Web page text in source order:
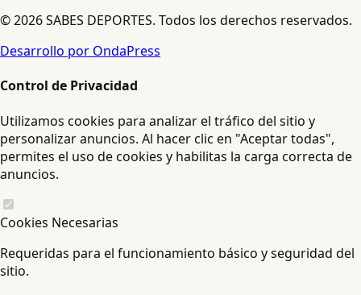
© 2026 SABES DEPORTES. Todos los derechos reservados.
Desarrollo por OndaPress
Control de Privacidad
Utilizamos cookies para analizar el tráfico del sitio y
personalizar anuncios. Al hacer clic en "Aceptar todas",
permites el uso de cookies y habilitas la carga correcta de
anuncios.
Cookies Necesarias
Requeridas para el funcionamiento básico y seguridad del
sitio.